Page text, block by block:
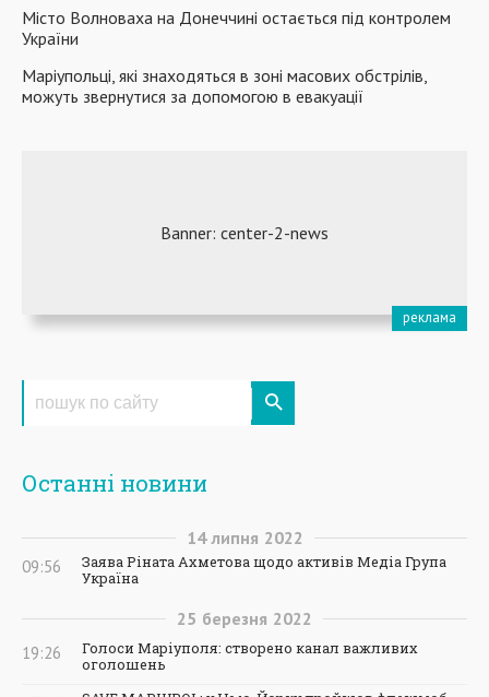
Місто Волноваха на Донеччині остається під контролем
України
Маріупольці, які знаходяться в зоні масових обстрілів,
можуть звернутися за допомогою в евакуації
Останні новини
14 липня 2022
09:56
Заява Ріната Ахметова щодо активів Медіа Група
Україна
25 березня 2022
19:26
Голоси Маріуполя: створено канал важливих
оголошень